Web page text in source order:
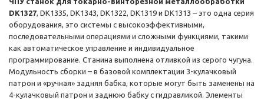
DK1327, DK1335, DK1343, DK1322, DK1319 и DK1313 – это одна серия
оборудования, это системы с высокоэффективными,
последовательными операциями и сложными функциями, такими
как автоматическое управление и индивидуальное
программирование. Станина выполнена отливкой из серого чугуна.
Модульность сборки – в базовой комплектации 3-кулачковый
патрон и «ручная» задняя бабка, которые могут быть заменены на
4-кулачковый патрон и заднюю бабку с гидравликой. Элементы